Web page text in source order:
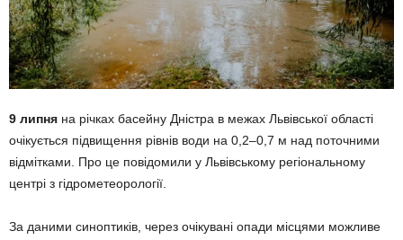
9 липня на річках басейну Дністра в межах Львівської області
очікується підвищення рівнів води на 0,2–0,7 м над поточними
відмітками. Про це повідомили у Львівському регіональному
центрі з гідрометеорології.
За даними синоптиків, через очікувані опади місцями можливе